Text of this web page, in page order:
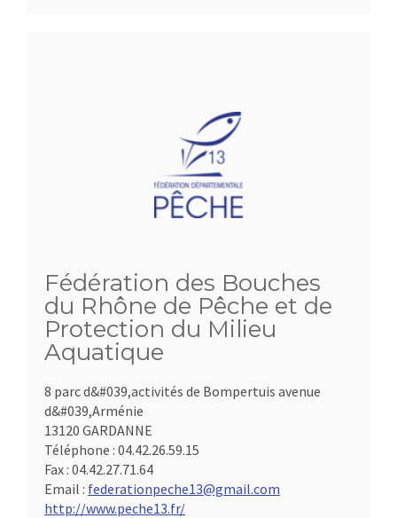
Fédération des Bouches
du Rhône de Pêche et de
Protection du Milieu
Aquatique
8 parc d&#039,activités de Bompertuis avenue
d&#039,Arménie
13120 GARDANNE
Téléphone : 04.42.26.59.15
Fax : 04.42.27.71.64
Email : federationpeche13@gmail.com
http://www.peche13.fr/